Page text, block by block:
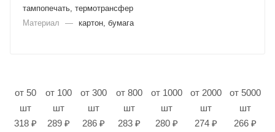
тампопечать, термотрансфер
Материал
— картон, бумага
от 50
шт
318 ₽
от 100
шт
289 ₽
от 300
шт
286 ₽
от 800
шт
283 ₽
от 1000
шт
280 ₽
от 2000
шт
274 ₽
от 5000
шт
266 ₽